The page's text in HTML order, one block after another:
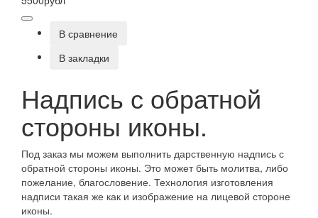
В сравнение
В закладки
Надпись с обратной
стороны иконы.
Под заказ мы можем выполнить дарственную надпись с
обратной стороны иконы. Это может быть молитва, либо
пожелание, благословение. Технология изготовления
надписи такая же как и изображение на лицевой стороне
иконы.